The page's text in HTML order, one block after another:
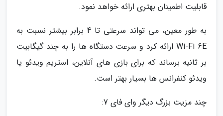
قابلیت اطمینان بهتری ارائه خواهد نمود.
به طور معین، می تواند سرعتی تا 4 برابر بیشتر نسبت به
Wi-Fi 6E ارائه کرد و سرعت دستگاه ها را به چند گیگابیت
بر ثانیه برساند که برای بازی های آنلاین، استریم ویدئو یا
ویدئو کنفرانس ها بسیار بهتر است.
چند مزیت بزرگ دیگر وای فای 7: